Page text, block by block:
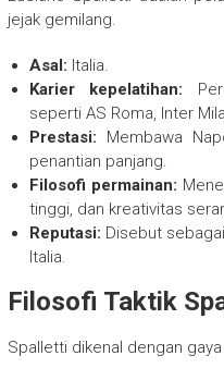
jejak gemilang.
Asal: Italia.
Karier kepelatihan:
seperti AS Roma, Inter
Prestasi: Membawa
penantian panjang.
Filosofi permainan:
tinggi, dan kreativitas
Reputasi: Disebut
Italia.
Filosofi Taktik
Spalletti dikenal dengan